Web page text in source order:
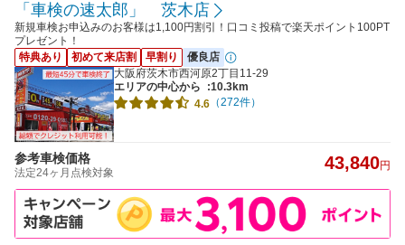
「車検の速太郎」 茨木店
新規車検お申込みのお客様は1,100円割引！口コミ投稿で楽天ポイント100PT
プレゼント！
特典あり
初めて来店割 早割り
優良店
大阪府茨木市西河原2丁目11-29
エリアの中心から
:10.3km
4.6 （272件）
参考車検価格
法定24ヶ月点検対象 43,840円